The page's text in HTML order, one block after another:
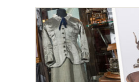
Relaterade
poster
och
teman